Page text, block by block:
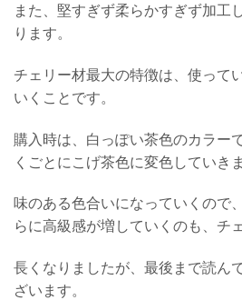
また、堅すぎず柔らかすぎず加工
ります。
チェリー材最大の特徴は、使って
いくことです。
購入時は、白っぽい茶色のカラー
くごとにこげ茶色に変色していきま
味のある色合いになっていくので
らに高級感が増していくのも、チ
長くなりましたが、最後まで読ん
ざいます。